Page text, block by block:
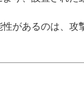
があるのは、